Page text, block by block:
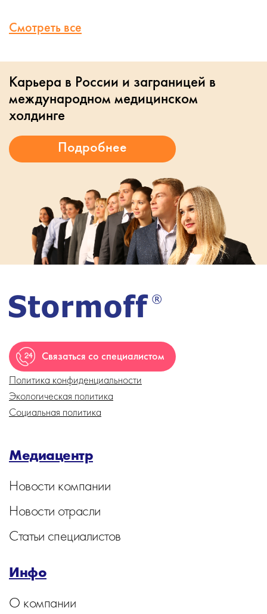
Смотреть все
Карьера в России и заграницей в
международном медицинском
холдинге
Связаться со специалистом
Политика конфиденциальности
Экологическая политика
Социальная политика
Медиацентр
Новости компании
Новости отрасли
Статьи специалистов
Инфо
О компании